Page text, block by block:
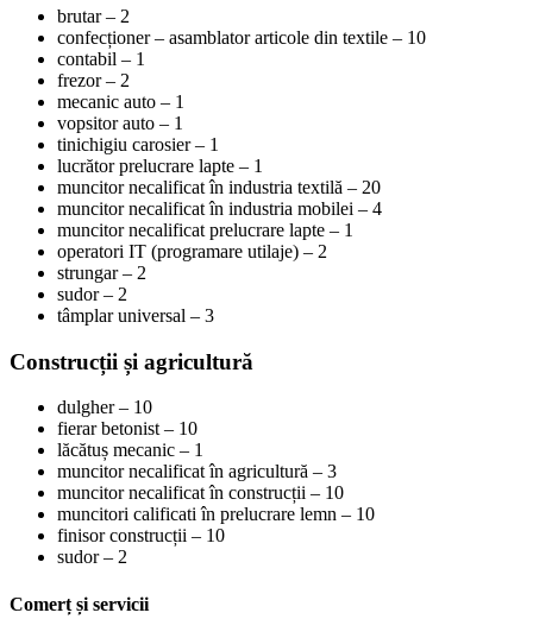
brutar – 2
confecționer – asamblator articole din textile – 10
contabil – 1
frezor – 2
mecanic auto – 1
vopsitor auto – 1
tinichigiu carosier – 1
lucrător prelucrare lapte – 1
muncitor necalificat în industria textilă – 20
muncitor necalificat în industria mobilei – 4
muncitor necalificat prelucrare lapte – 1
operatori IT (programare utilaje) – 2
strungar – 2
sudor – 2
tâmplar universal – 3
Construcții și agricultură
dulgher – 10
fierar betonist – 10
lăcătuș mecanic – 1
muncitor necalificat în agricultură – 3
muncitor necalificat în construcții – 10
muncitori calificati în prelucrare lemn – 10
finisor construcții – 10
sudor – 2
Comerț și servicii